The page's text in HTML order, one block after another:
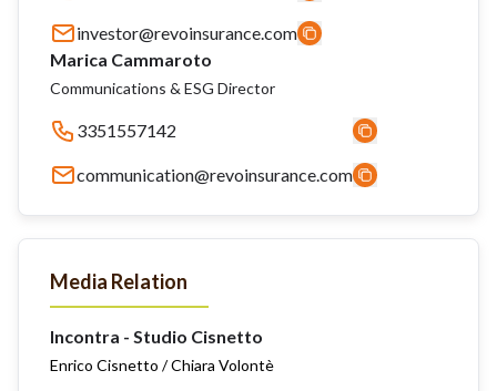
investor@revoinsurance.com
Marica Cammaroto
Communications & ESG Director
3351557142
communication@revoinsurance.com
Media Relation
Incontra - Studio Cisnetto
Enrico Cisnetto / Chiara Volontè